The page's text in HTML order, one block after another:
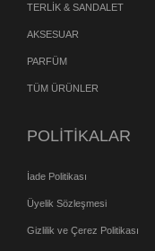
TERLİK & SANDALET
AKSESUAR
PARFÜM
TÜM ÜRÜNLER
POLİTİKALAR
İade Politikası
Üyelik Sözleşmesi
Gizlilik ve Çerez Politikası